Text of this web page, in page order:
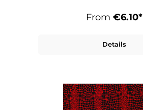
From €6.10*
Details